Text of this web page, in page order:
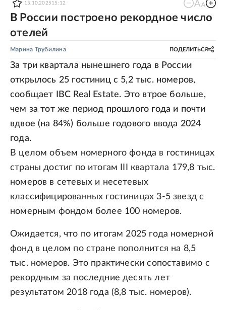
15.10.2025 15:12
В России построено рекордное число
отелей
Марина Трубилина ПОДЕЛИТЬСЯ
За три квартала нынешнего года в России
открылось 25 гостиниц с 5,2 тыс. номеров,
сообщает IBC Real Estate. Это втрое больше,
чем за тот же период прошлого года и почти
вдвое (на 84%) больше годового ввода 2024
года.
В целом объем номерного фонда в гостиницах
страны достиг по итогам III квартала 179,8 тыс.
номеров в сетевых и несетевых
классифицированных гостиницах 3-5 звезд с
номерным фондом более 100 номеров.
Ожидается, что по итогам 2025 года номерной
фонд в целом по стране пополнится на 8,5
тыс. номеров. Это практически сопоставимо с
рекордным за последние десять лет
результатом 2018 года (8,8 тыс. номеров).